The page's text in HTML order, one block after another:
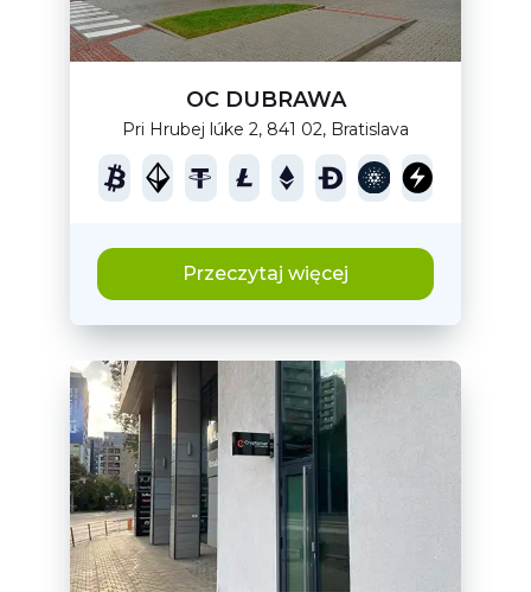
OC DUBRAWA
Pri Hrubej lúke 2, 841 02, Bratislava
Przeczytaj więcej